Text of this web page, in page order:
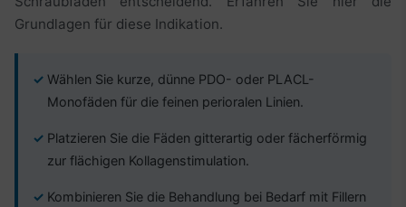
Grundlagen für diese Indikation.
Wählen Sie kurze, dünne PDO- oder PLACL-
Monofäden für die feinen perioralen Linien.
Platzieren Sie die Fäden gitterartig oder fächerförmig
zur flächigen Kollagenstimulation.
Kombinieren Sie die Behandlung bei Bedarf mit Fillern